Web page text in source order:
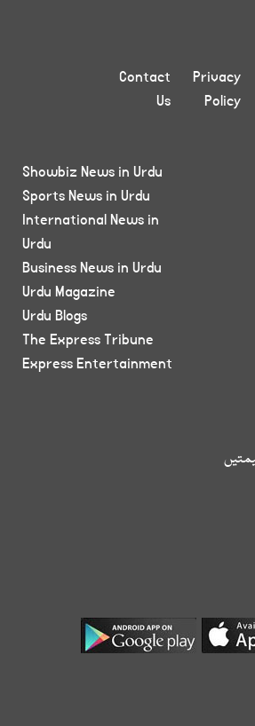
Privacy
Policy
Contact
Us
Showbiz News in Urdu
Sports News in Urdu
International News in
Urdu
Business News in Urdu
Urdu Magazine
Urdu Blogs
The Express Tribune
Express Entertainment